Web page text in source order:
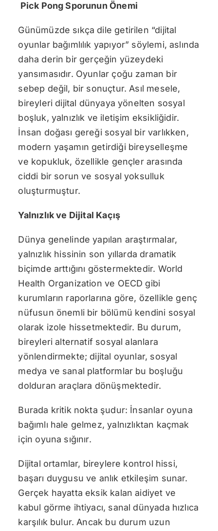
Pick Pong Sporunun Önemi
Günümüzde sıkça dile getirilen “dijital
oyunlar bağımlılık yapıyor” söylemi, aslında
daha derin bir gerçeğin yüzeydeki
yansımasıdır. Oyunlar çoğu zaman bir
sebep değil, bir sonuçtur. Asıl mesele,
bireyleri dijital dünyaya yönelten sosyal
boşluk, yalnızlık ve iletişim eksikliğidir.
İnsan doğası gereği sosyal bir varlıkken,
modern yaşamın getirdiği bireyselleşme
ve kopukluk, özellikle gençler arasında
ciddi bir sorun ve sosyal yoksulluk
oluşturmuştur.
Yalnızlık ve Dijital Kaçış
Dünya genelinde yapılan araştırmalar,
yalnızlık hissinin son yıllarda dramatik
biçimde arttığını göstermektedir. World
Health Organization ve OECD gibi
kurumların raporlarına göre, özellikle genç
nüfusun önemli bir bölümü kendini sosyal
olarak izole hissetmektedir. Bu durum,
bireyleri alternatif sosyal alanlara
yönlendirmekte; dijital oyunlar, sosyal
medya ve sanal platformlar bu boşluğu
dolduran araçlara dönüşmektedir.
Burada kritik nokta şudur: İnsanlar oyuna
bağımlı hale gelmez, yalnızlıktan kaçmak
için oyuna sığınır.
Dijital ortamlar, bireylere kontrol hissi,
başarı duygusu ve anlık etkileşim sunar.
Gerçek hayatta eksik kalan aidiyet ve
kabul görme ihtiyacı, sanal dünyada hızlıca
karşılık bulur. Ancak bu durum uzun